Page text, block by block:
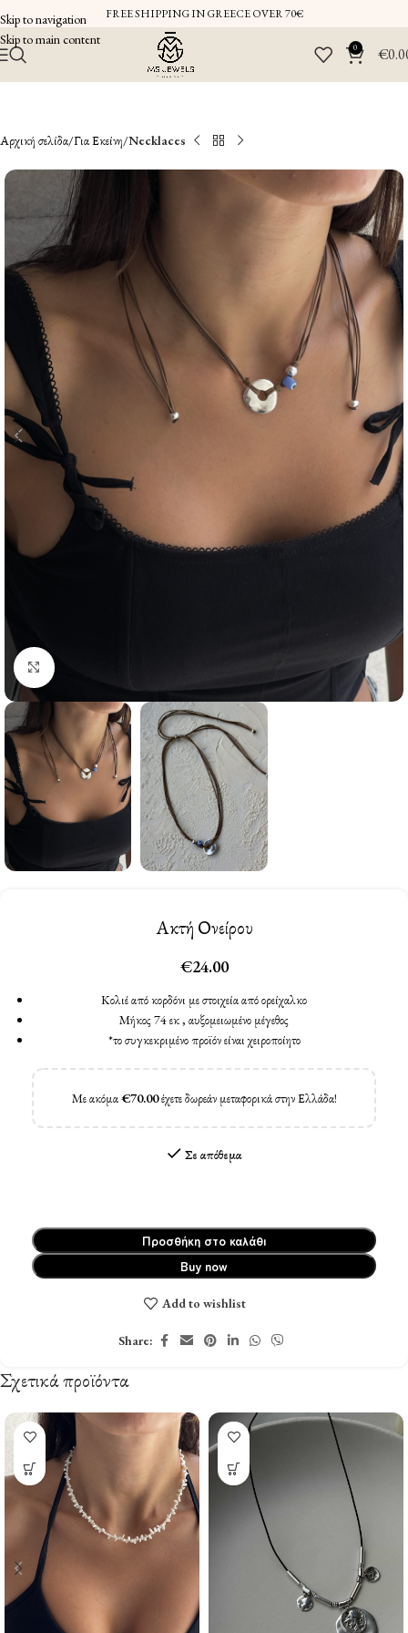
Skip to navigation
Skip to main content
FREE SHIPPING IN GREECE OVER 70€
0 €
Αρχική σελίδα Για Εκείνη Necklaces
Click to enlarge
Ακτή Ονείρου
€24.00
Κολιέ από κορδόνι με στοιχεία από ορείχαλκο
Μήκος 74 εκ , αυξομειωμένο μέγεθος
*το συγκεκριμένο προϊόν είναι χειροποίητο
Με ακόμα€70.00έχετε δωρεάν μεταφορικά στην Ελλάδα!
Σε απόθεμα
Προσθήκη στο καλάθι
Buy now
Add to wishlist
Share:
Σχετικά προϊόντα